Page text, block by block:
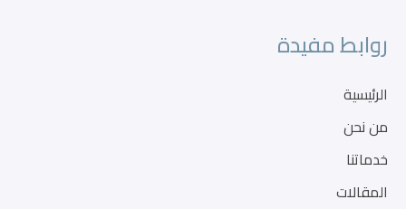
روابط مفيدة
الرئيسية
من نحن
خدماتنا
المقالات